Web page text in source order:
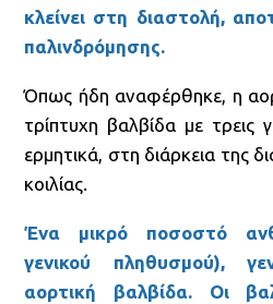
κλείνει στη διαστολή,
παλινδρόμησης.
Όπως ήδη αναφέρθηκε, η
τρίπτυχη βαλβίδα με τρεις
ερμητικά, στη διάρκεια της
κοιλίας.
Ένα μικρό ποσοστό
γενικού πληθυσμού),
αορτική βαλβίδα. Οι